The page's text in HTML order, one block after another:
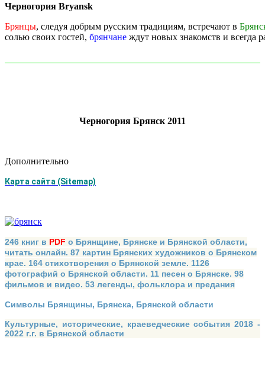
Черногория Bryansk
Брянцы, следуя добрым русским традициям, встречают в
солью своих гостей, брянчане ждут новых знакомств и всегда
Черногория Брянск 2011
Дополнительно
Карта сайта (Sitemap)
246 книг в PDF о Брянщине, Брянске и Брянской области,
читать онлайн. 87 картин Брянских художников о Брянском
крае. 164 стихотворения о Брянской земле. 1126
фотографий о Брянской области. 11 песен о Брянске. 98
фильмов и видео. 53 легенды, фольклора и предания
Символы Брянщины, Брянска, Брянской области
Культурные, исторические, краеведческие события 2018 -
2022 г.г. в Брянской области